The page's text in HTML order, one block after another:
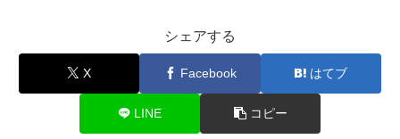
シェアする
X Facebook はてブ
LINE コピー